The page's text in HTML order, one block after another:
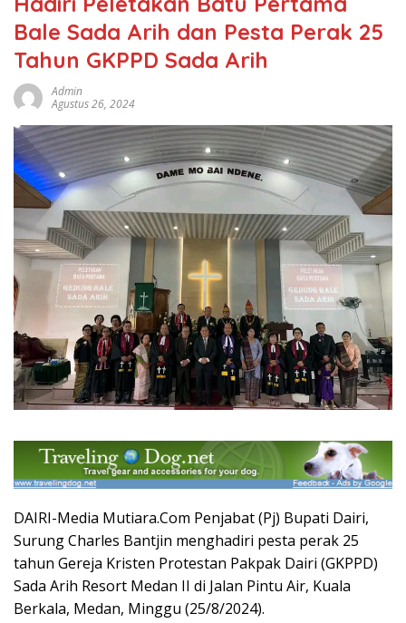
Bale Sada Arih dan Pesta Perak 25
Tahun GKPPD Sada Arih
Admin
Agustus 26, 2024
DAIRI-Media Mutiara.Com Penjabat (Pj) Bupati Dairi,
Surung Charles Bantjin menghadiri pesta perak 25
tahun Gereja Kristen Protestan Pakpak Dairi (GKPPD)
Sada Arih Resort Medan II di Jalan Pintu Air, Kuala
Berkala, Medan, Minggu (25/8/2024).